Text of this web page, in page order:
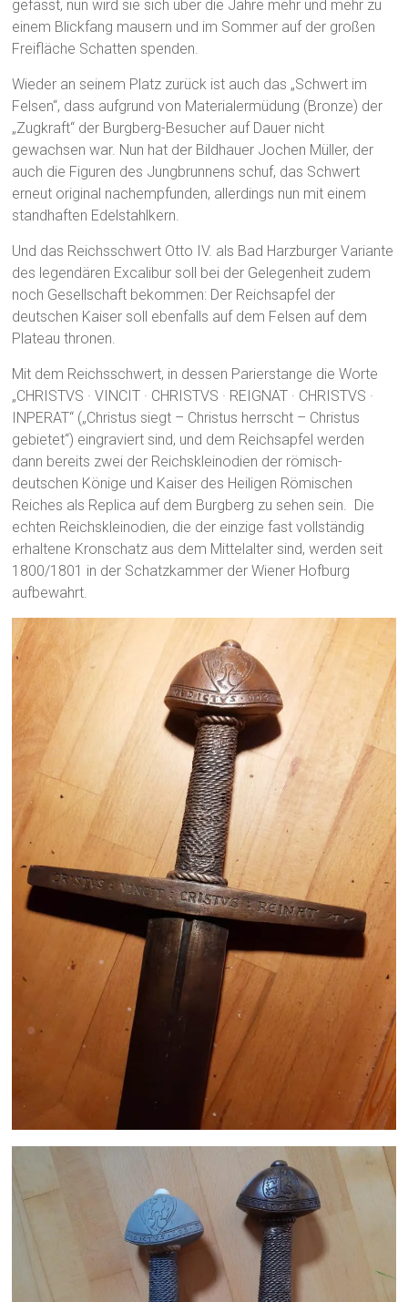
gefasst, nun wird sie sich über die Jahre mehr und mehr zu
einem Blickfang mausern und im Sommer auf der großen
Freifläche Schatten spenden.
Wieder an seinem Platz zurück ist auch das „Schwert im
Felsen“, dass aufgrund von Materialermüdung (Bronze) der
„Zugkraft“ der Burgberg-Besucher auf Dauer nicht
gewachsen war. Nun hat der Bildhauer Jochen Müller, der
auch die Figuren des Jungbrunnens schuf, das Schwert
erneut original nachempfunden, allerdings nun mit einem
standhaften Edelstahlkern.
Und das Reichsschwert Otto IV. als Bad Harzburger Variante
des legendären Excalibur soll bei der Gelegenheit zudem
noch Gesellschaft bekommen: Der Reichsapfel der
deutschen Kaiser soll ebenfalls auf dem Felsen auf dem
Plateau thronen.
Mit dem Reichsschwert, in dessen Parierstange die Worte
„CHRISTVS · VINCIT · CHRISTVS · REIGNAT · CHRISTVS ·
INPERAT“ („Christus siegt – Christus herrscht – Christus
gebietet“) eingraviert sind, und dem Reichsapfel werden
dann bereits zwei der Reichskleinodien der römisch-
deutschen Könige und Kaiser des Heiligen Römischen
Reiches als Replica auf dem Burgberg zu sehen sein. Die
echten Reichskleinodien, die der einzige fast vollständig
erhaltene Kronschatz aus dem Mittelalter sind, werden seit
1800/1801 in der Schatzkammer der Wiener Hofburg
aufbewahrt.